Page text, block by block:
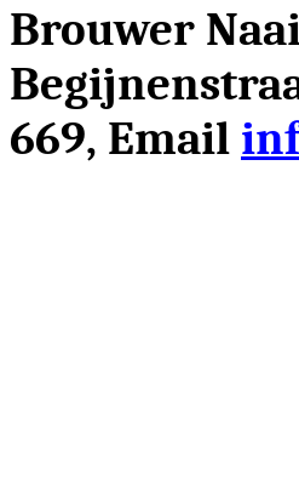
Brouwer
669, Email